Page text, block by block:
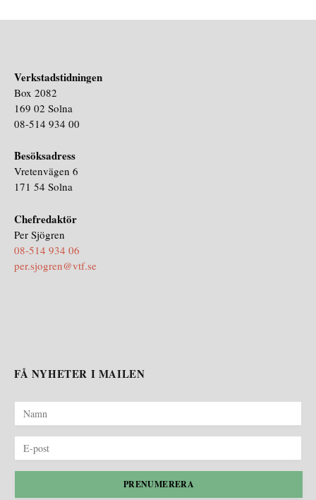
Verkstadstidningen
Box 2082
169 02 Solna
08-514 934 00
Besöksadress
Vretenvägen 6
171 54 Solna
Chefredaktör
Per Sjögren
08-514 934 06
per.sjogren@vtf.se
FÅ NYHETER I MAILEN
PRENUMERERA